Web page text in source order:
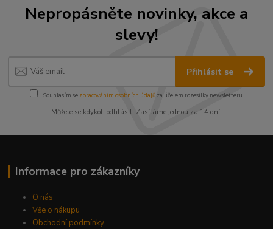
Nepropásněte novinky, akce a
slevy!
Přihlásit se
Souhlasím se zpracováním osobních údajůza účelem rozesílky newsletteru.
Můžete se kdykoli odhlásit. Zasíláme jednou za 14 dní.
Informace pro zákazníky
O nás
Vše o nákupu
Obchodní podmínky